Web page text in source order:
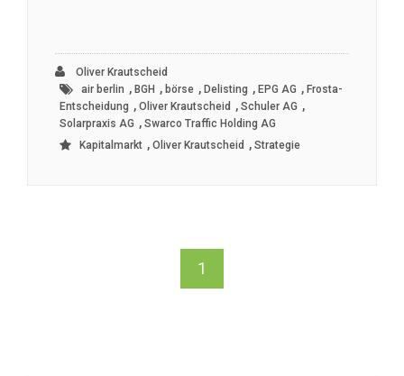
Oliver Krautscheid
air berlin , BGH , börse , Delisting , EPG AG , Frosta-
Entscheidung , Oliver Krautscheid , Schuler AG ,
Solarpraxis AG , Swarco Traffic Holding AG
Kapitalmarkt , Oliver Krautscheid , Strategie
1